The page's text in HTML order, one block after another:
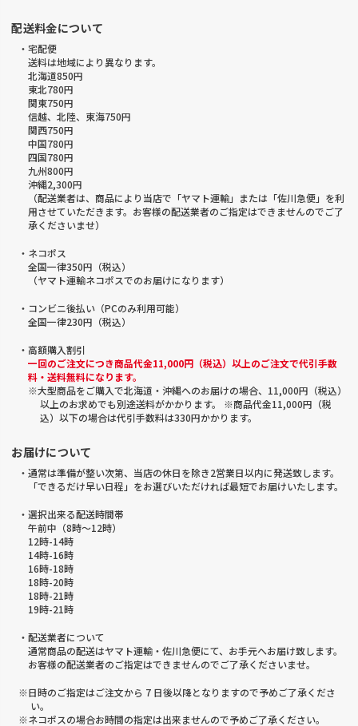
配送料金について
・宅配便
送料は地域により異なります。
北海道850円
東北780円
関東750円
信越、北陸、東海750円
関西750円
中国780円
四国780円
九州800円
沖縄2,300円
（配送業者は、商品により当店で「ヤマト運輸」または「佐川急便」を利
用させていただきます。お客様の配送業者のご指定はできませんのでご了
承くださいませ）
・ネコポス
全国一律350円（税込）
（ヤマト運輸ネコポスでのお届けになります）
・コンビニ後払い（PCのみ利用可能）
全国一律230円（税込）
・高額購入割引
一回のご注文につき商品代金11,000円（税込）以上のご注文で代引手数
料・送料無料になります。
※大型商品をご購入で北海道・沖縄へのお届けの場合、11,000円（税込）
以上のお求めでも別途送料がかかります。 ※商品代金11,000円（税
込）以下の場合は代引手数料は330円かかります。
お届けについて
・通常は準備が整い次第、当店の休日を除き2営業日以内に発送致します。
「できるだけ早い日程」をお選びいただければ最短でお届けいたします。
・選択出来る配送時間帯
午前中（8時～12時）
12時-14時
14時-16時
16時-18時
18時-20時
18時-21時
19時-21時
・配送業者について
通常商品の配送はヤマト運輸・佐川急便にて、お手元へお届け致します。
お客様の配送業者のご指定はできませんのでご了承くださいませ。
※日時のご指定はご注文から 7 日後以降となりますので予めご了承くださ
い。
※ネコポスの場合お時間の指定は出来ませんので予めご了承ください。